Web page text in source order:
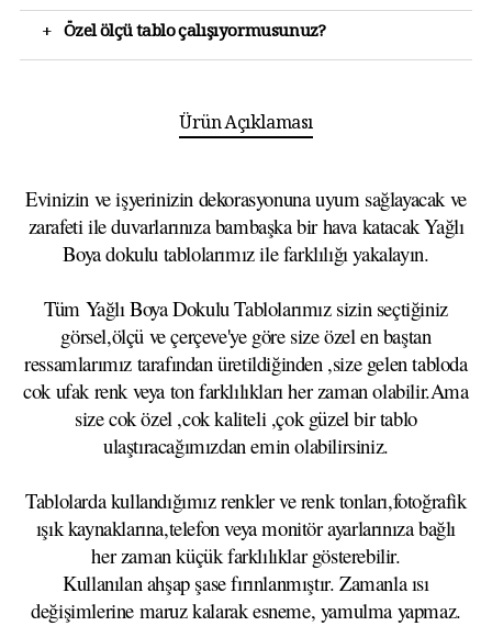
+ Özel ölçü tablo çalışıyormusunuz?
Ürün Açıklaması
Evinizin ve işyerinizin dekorasyonuna uyum sağlayacak ve
zarafeti ile duvarlarınıza bambaşka bir hava katacak Yağlı
Boya dokulu tablolarımız ile farklılığı yakalayın.
Tüm Yağlı Boya Dokulu Tablolarımız sizin seçtiğiniz
görsel,ölçü ve çerçeve'ye göre size özel en baştan
ressamlarımız tarafından üretildiğinden ,size gelen tabloda
cok ufak renk veya ton farklılıkları her zaman olabilir.Ama
size cok özel ,cok kaliteli ,çok güzel bir tablo
ulaştıracağımızdan emin olabilirsiniz.
Tablolarda kullandığımız renkler ve renk tonları,fotoğrafik
ışık kaynaklarına,telefon veya monitör ayarlarınıza bağlı
her zaman küçük farklılıklar gösterebilir.
Kullanılan ahşap şase fırınlanmıştır. Zamanla ısı
değişimlerine maruz kalarak esneme, yamulma yapmaz.